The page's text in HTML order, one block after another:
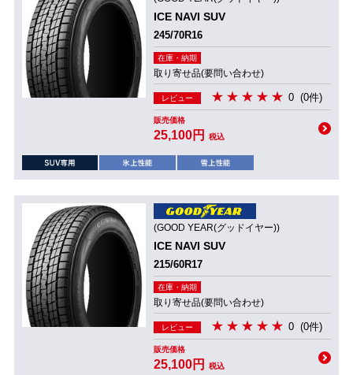
ICE NAVI SUV
245/70R16
在庫・納期
取り寄せ品(要問い合わせ)
レビュー 0 (0件)
販売価格
25,100円 税込
(GOOD YEAR(グッドイヤー))
ICE NAVI SUV
215/60R17
在庫・納期
取り寄せ品(要問い合わせ)
レビュー 0 (0件)
販売価格
25,100円 税込